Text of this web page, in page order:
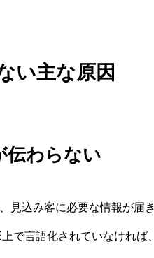
い主な原因
伝わらない
見込み客に必要な情報が届
で言語化されていなければ